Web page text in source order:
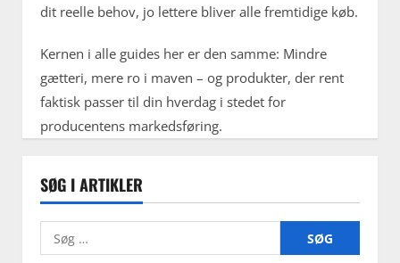
dit reelle behov, jo lettere bliver alle fremtidige køb.
Kernen i alle guides her er den samme: Mindre
gætteri, mere ro i maven – og produkter, der rent
faktisk passer til din hverdag i stedet for
producentens markedsføring.
SØG I ARTIKLER
Søg
efter: